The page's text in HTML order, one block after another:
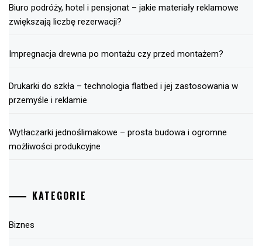
Biuro podróży, hotel i pensjonat – jakie materiały reklamowe
zwiększają liczbę rezerwacji?
Impregnacja drewna po montażu czy przed montażem?
Drukarki do szkła – technologia flatbed i jej zastosowania w
przemyśle i reklamie
Wytłaczarki jednoślimakowe – prosta budowa i ogromne
możliwości produkcyjne
KATEGORIE
Biznes